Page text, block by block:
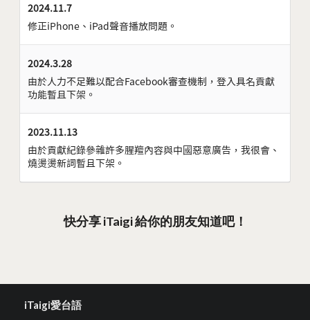
2024.11.7
修正iPhone、iPad聲音播放問題。
2024.3.28
由於人力不足難以配合Facebook審查機制，登入具名貢獻
功能暫且下架。
2023.11.13
由於貢獻紀錄參雜許多腥羶內容與中國惡意廣告，我很會、
燒燙燙新詞暫且下架。
快分享 iTaigi 給你的朋友知道吧！
iTaigi愛台語